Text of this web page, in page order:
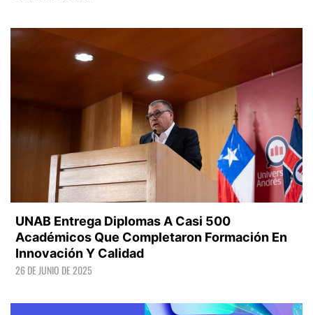
UNAB Entrega Diplomas A Casi 500
Académicos Que Completaron Formación En
Innovación Y Calidad
26 DE JUNIO DE 2025